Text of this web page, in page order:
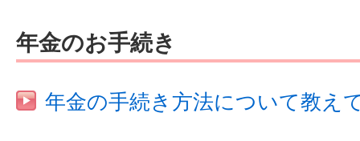
年金のお手続き
年金の手続き方法について教え